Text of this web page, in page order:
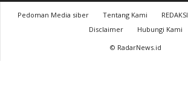
Pedoman Media siber Tentang Kami REDAKSI
Disclaimer
Hubungi Kami
© RadarNews.id